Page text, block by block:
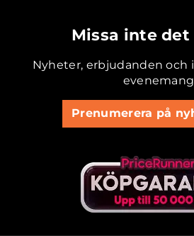
Missa inte det
Nyheter, erbjudanden och
evenemang
Prenumerera på